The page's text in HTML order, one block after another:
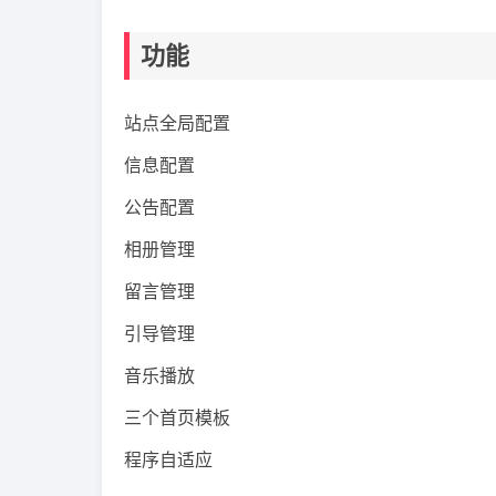
功能
站点全局配置
信息配置
公告配置
相册管理
留言管理
引导管理
音乐播放
三个首页模板
程序自适应